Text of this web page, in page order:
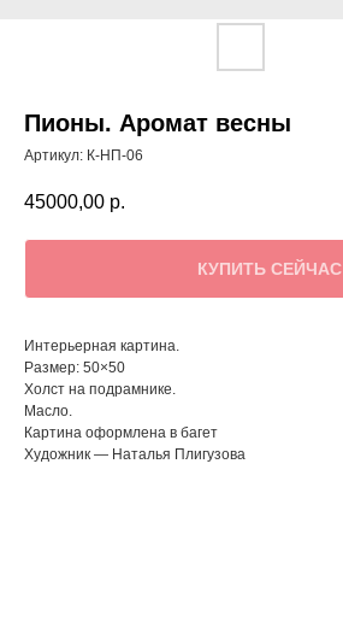
Пионы. Аромат весны
Артикул: К-НП-06
45000,00 р.
КУПИТЬ СЕЙЧАС
Интерьерная картина.
Размер: 50×50
Холст на подрамнике.
Масло.
Картина оформлена в багет
Художник — Наталья Плигузова